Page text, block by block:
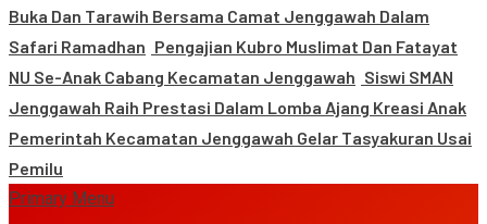
Buka Dan Tarawih Bersama Camat Jenggawah Dalam
Safari Ramadhan Pengajian Kubro Muslimat Dan Fatayat
NU Se-Anak Cabang Kecamatan Jenggawah Siswi SMAN
Jenggawah Raih Prestasi Dalam Lomba Ajang Kreasi Anak
Pemerintah Kecamatan Jenggawah Gelar Tasyakuran Usai
Pemilu
Primary Menu